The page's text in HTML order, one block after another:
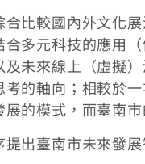
合比較國內外文化
多元科技的應用
及未來線上（虛擬
考的軸向；相較於
的模式，而臺南
出臺南市未來發